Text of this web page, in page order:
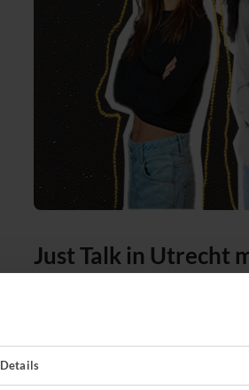
Details
Just Talk in Utrecht
In Just Talk in Utrecht op 20
Annemarie deelde haar
legde uit waarom veel Gen